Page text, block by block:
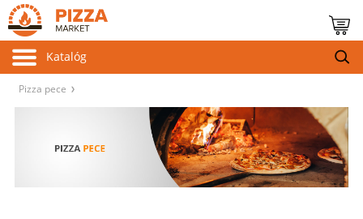
Katalóg
Pizza pece